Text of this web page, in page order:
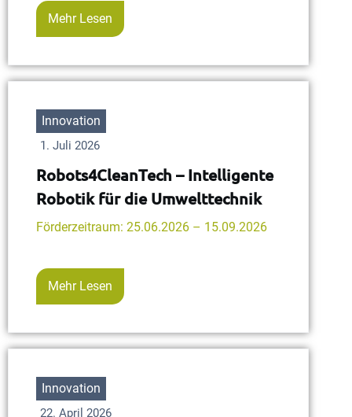
Mehr Lesen
Innovation
1. Juli 2026
Robots4CleanTech – Intelligente
Robotik für die Umwelttechnik
Förderzeitraum: 25.06.2026 – 15.09.2026
Mehr Lesen
Innovation
22. April 2026